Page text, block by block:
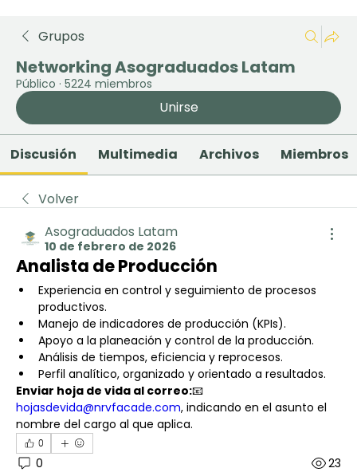
Grupos
Networking Asograduados Latam
Público · 5224 miembros
Unirse
Discusión Multimedia Archivos Miembros
Volver
Asograduados Latam
10 de febrero de 2026
Analista de Producción
Experiencia en control y seguimiento de procesos
productivos.
Manejo de indicadores de producción (KPIs).
Apoyo a la planeación y control de la producción.
Análisis de tiempos, eficiencia y reprocesos.
Perfil analítico, organizado y orientado a resultados.
Enviar hoja de vida al correo:
hojasdevida@nrvfacade.com, indicando en el asunto el
nombre del cargo al que aplica.
0
0 23